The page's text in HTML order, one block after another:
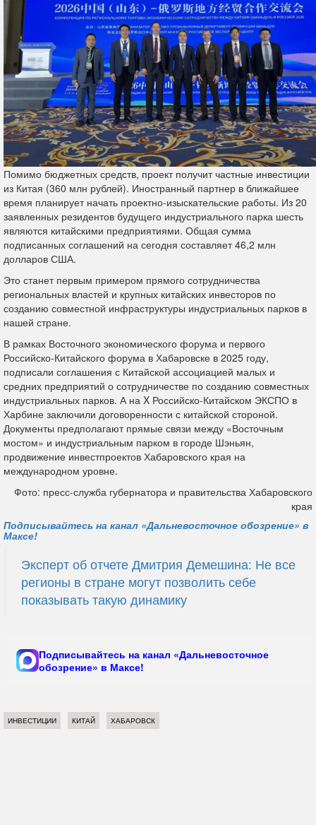
Помимо бюджетных средств, проект получит частные инвестиции
из Китая (360 млн рублей). Иностранный партнер в ближайшее
время планирует начать проектно-изыскательские работы. Из 20
заявленных резидентов будущего индустриального парка шесть
являются китайскими предприятиями. Общая сумма
подписанных соглашений на сегодня составляет 46,2 млн
долларов США.
Это станет первым примером прямого сотрудничества
региональных властей и крупных китайских инвесторов по
созданию совместной инфраструктуры индустриальных парков в
нашей стране.
В рамках Восточного экономического форума и первого
Российско-Китайского форума в Хабаровске в 2025 году,
подписали соглашения с Китайской ассоциацией малых и
средних предприятий о сотрудничестве по созданию совместных
индустриальных парков. А на X Российско-Китайском ЭКСПО в
Харбине заключили договоренности с китайской стороной.
Документы предполагают прямые связи между «Восточным
мостом» и индустриальным парком в городе Шэньян,
продвижение инвестпроектов Хабаровского края на
международном уровне.
Фото: пресс-служба губернатора и правительства Хабаровского
края
Подписывайтесь на канал «Дальневосточное обозрение» в
Максе!
Эксперт об отчете Дмитрия Демешина: Не все
регионы в стране могут позволить себе
показывать такую динамику
Подписывайтесь на канал «Дальневосточное
обозрение» в Максе!
ИНВЕСТИЦИИ КИТАЙ ХАБАРОВСК